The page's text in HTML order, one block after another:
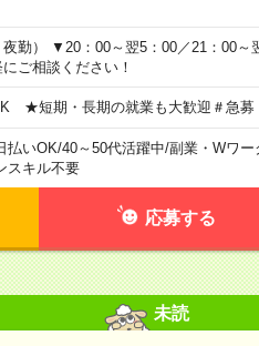
夜勤） ▼20：00～翌5：00／21：00
ご相談ください！
★短期・長期の就業も大歓迎＃急募
払いOK/40～50代活躍中/副業・Wワー
スキル不要
応募する
未読